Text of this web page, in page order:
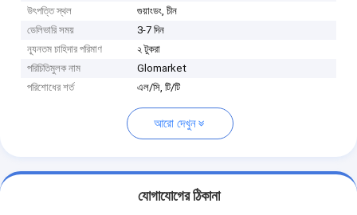
উৎপত্তি স্থল
গুয়াংডং, চীন
ডেলিভারি সময়
3-7 দিন
ন্যূনতম চাহিদার পরিমাণ
২ টুকরা
পরিচিতিমুলক নাম
Glomarket
পরিশোধের শর্ত
এল/সি, টি/টি
আরো দেখুন
যোগাযোগের ঠিকানা